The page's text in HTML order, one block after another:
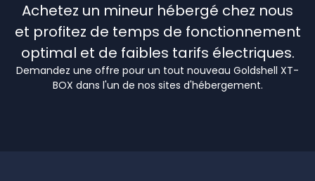
Achetez un mineur hébergé chez nous
et profitez de temps de fonctionnement
optimal et de faibles tarifs électriques.
Demandez une offre pour un tout nouveau Goldshell XT-
BOX dans l'un de nos sites d'hébergement.